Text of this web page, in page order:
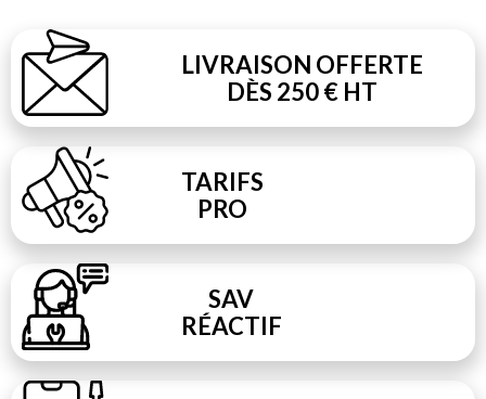
LIVRAISON OFFERTE
DÈS 250 € HT
TARIFS
PRO
SAV
RÉACTIF